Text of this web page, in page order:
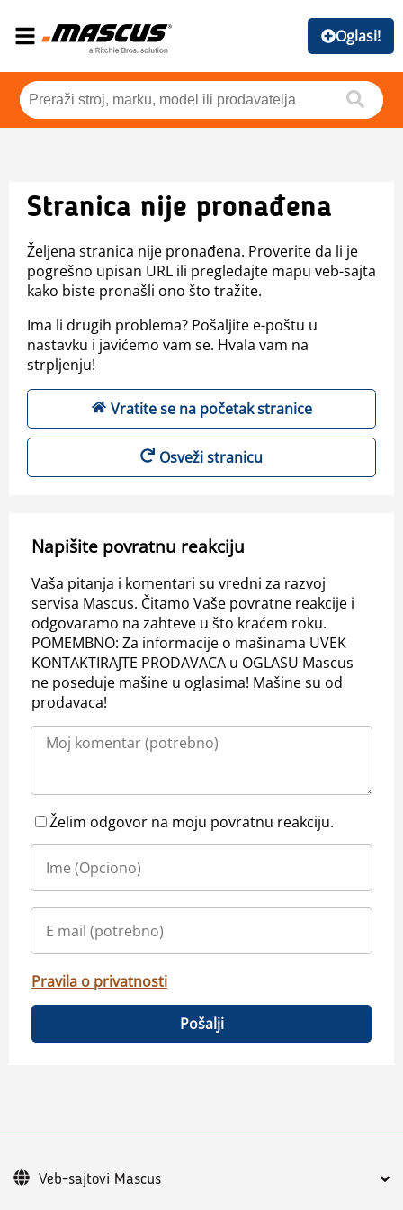
Oglasi!
Stranica nije pronađena
Željena stranica nije pronađena. Proverite da li je
pogrešno upisan URL ili pregledajte mapu veb-sajta
kako biste pronašli ono što tražite.
Ima li drugih problema? Pošaljite e-poštu u
nastavku i javićemo vam se. Hvala vam na
strpljenju!
Vratite se na početak stranice
Osveži stranicu
Napišite povratnu reakciju
Vaša pitanja i komentari su vredni za razvoj
servisa Mascus. Čitamo Vaše povratne reakcije i
odgovaramo na zahteve u što kraćem roku.
POMEMBNO: Za informacije o mašinama UVEK
KONTAKTIRAJTE PRODAVACA u OGLASU Mascus
ne poseduje mašine u oglasima! Mašine su od
prodavaca!
Želim odgovor na moju povratnu reakciju.
Pravila o privatnosti
Pošalji
Veb-sajtovi Mascus